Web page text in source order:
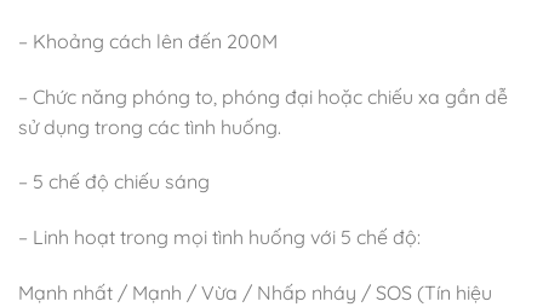
– Khoảng cách lên đến 200M
– Chức năng phóng to, phóng đại hoặc chiếu xa gần dễ
sử dụng trong các tình huống.
– 5 chế độ chiếu sáng
– Linh hoạt trong mọi tình huống với 5 chế độ:
Mạnh nhất / Mạnh / Vừa / Nhấp nháy / SOS (Tín hiệu